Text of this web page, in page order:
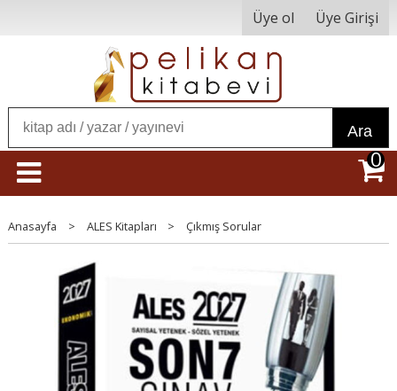
Üye ol Üye Girişi
Ara
0
Anasayfa > ALES Kitapları > Çıkmış Sorular